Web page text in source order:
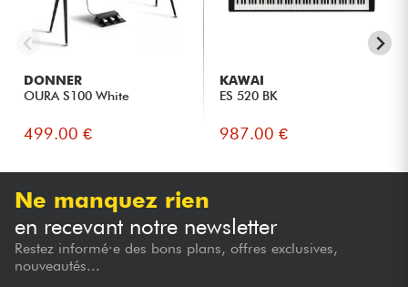
DONNER
OURA S100 White
499.00 €
KAWAI
ES 520 BK
987.00 €
Ne manquez rien
en recevant notre newsletter
Restez informé·e des bons plans, offres exclusives,
nouveautés...